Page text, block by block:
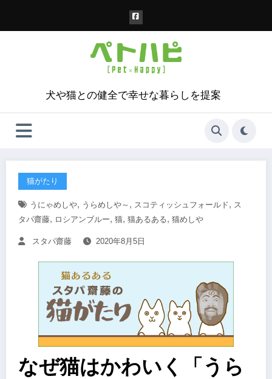
犬や猫との健全で幸せな暮らしを提案
猫がたり
うにゃめしや, うらめしや～ , スコティッシュフォールド, ス
タパ齋藤, ロシアンブルー, 猫, 猫あるある, 猫めしや
スタパ齋藤 2020年8月5日
なぜ猫はかわいく「うら